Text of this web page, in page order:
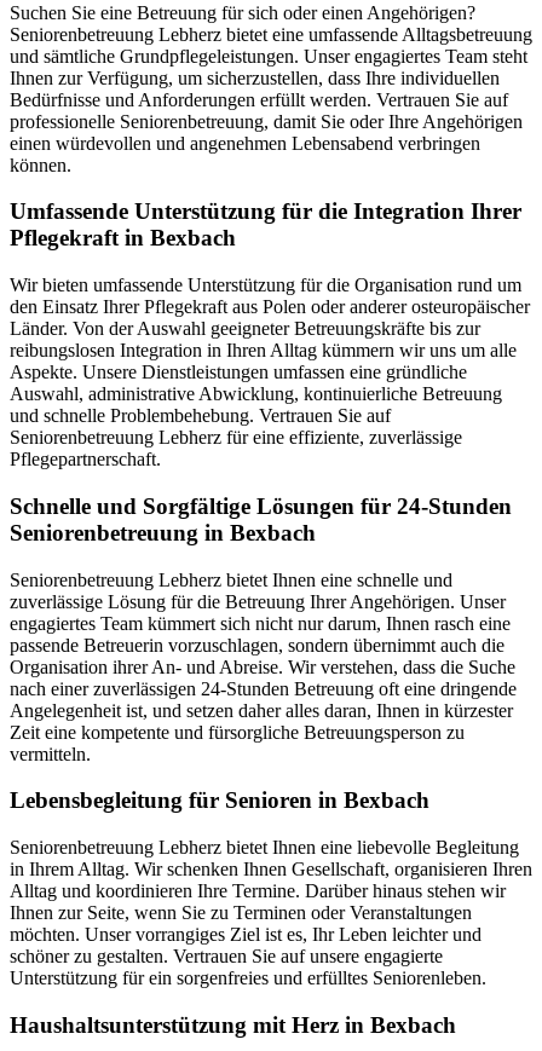
Suchen Sie eine Betreuung für sich oder einen Angehörigen?
Seniorenbetreuung Lebherz bietet eine umfassende Alltagsbetreuung
und sämtliche Grundpflegeleistungen. Unser engagiertes Team steht
Ihnen zur Verfügung, um sicherzustellen, dass Ihre individuellen
Bedürfnisse und Anforderungen erfüllt werden. Vertrauen Sie auf
professionelle Seniorenbetreuung, damit Sie oder Ihre Angehörigen
einen würdevollen und angenehmen Lebensabend verbringen
können.
Umfassende Unterstützung für die Integration Ihrer
Pflegekraft in Bexbach
Wir bieten umfassende Unterstützung für die Organisation rund um
den Einsatz Ihrer Pflegekraft aus Polen oder anderer osteuropäischer
Länder. Von der Auswahl geeigneter Betreuungskräfte bis zur
reibungslosen Integration in Ihren Alltag kümmern wir uns um alle
Aspekte. Unsere Dienstleistungen umfassen eine gründliche
Auswahl, administrative Abwicklung, kontinuierliche Betreuung
und schnelle Problembehebung. Vertrauen Sie auf
Seniorenbetreuung Lebherz für eine effiziente, zuverlässige
Pflegepartnerschaft.
Schnelle und Sorgfältige Lösungen für 24-Stunden
Seniorenbetreuung in Bexbach
Seniorenbetreuung Lebherz bietet Ihnen eine schnelle und
zuverlässige Lösung für die Betreuung Ihrer Angehörigen. Unser
engagiertes Team kümmert sich nicht nur darum, Ihnen rasch eine
passende Betreuerin vorzuschlagen, sondern übernimmt auch die
Organisation ihrer An- und Abreise. Wir verstehen, dass die Suche
nach einer zuverlässigen 24-Stunden Betreuung oft eine dringende
Angelegenheit ist, und setzen daher alles daran, Ihnen in kürzester
Zeit eine kompetente und fürsorgliche Betreuungsperson zu
vermitteln.
Lebensbegleitung für Senioren in Bexbach
Seniorenbetreuung Lebherz bietet Ihnen eine liebevolle Begleitung
in Ihrem Alltag. Wir schenken Ihnen Gesellschaft, organisieren Ihren
Alltag und koordinieren Ihre Termine. Darüber hinaus stehen wir
Ihnen zur Seite, wenn Sie zu Terminen oder Veranstaltungen
möchten. Unser vorrangiges Ziel ist es, Ihr Leben leichter und
schöner zu gestalten. Vertrauen Sie auf unsere engagierte
Unterstützung für ein sorgenfreies und erfülltes Seniorenleben.
Haushalts­unterstützung mit Herz in Bexbach